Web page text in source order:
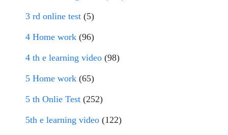
3 rd online test (5)
4 Home work (96)
4 th e learning video (98)
5 Home work (65)
5 th Onlie Test (252)
5th e learning video (122)